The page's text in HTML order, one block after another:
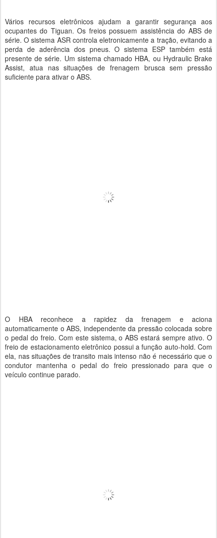
Vários recursos eletrônicos ajudam a garantir segurança aos
ocupantes do Tiguan. Os freios possuem assistência do ABS de
série. O sistema ASR controla eletronicamente a tração, evitando a
perda de aderência dos pneus. O sistema ESP também está
presente de série. Um sistema chamado HBA, ou Hydraulic Brake
Assist, atua nas situações de frenagem brusca sem pressão
suficiente para ativar o ABS.
O HBA reconhece a rapidez da frenagem e aciona
automaticamente o ABS, independente da pressão colocada sobre
o pedal do freio. Com este sistema, o ABS estará sempre ativo. O
freio de estacionamento eletrônico possui a função auto-hold. Com
ela, nas situações de transito mais intenso não é necessário que o
condutor mantenha o pedal do freio pressionado para que o
veículo continue parado.